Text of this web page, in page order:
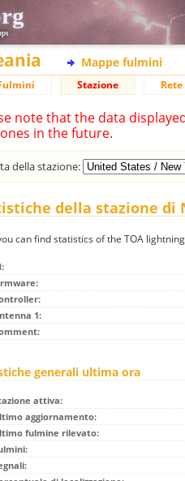
Mappe fulmini
Stazione
note that the data
in the future.
della stazione:
della stazione di
can find statistics of the TOA
1:
generali ultima ora
attiva:
aggiornamento:
fulmine rilevato: